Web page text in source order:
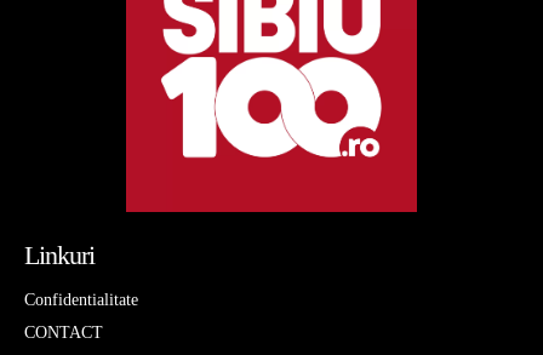
Linkuri
Confidentialitate
CONTACT